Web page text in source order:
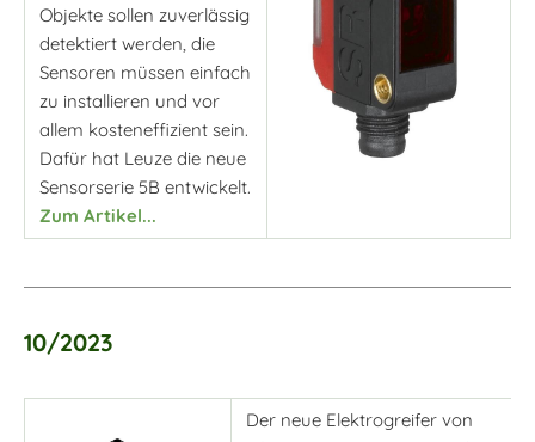
Objekte sollen zuverlässig
detektiert werden, die
Sensoren müssen einfach
zu installieren und vor
allem kosteneffizient sein.
Dafür hat Leuze die neue
Sensorserie 5B entwickelt.
Zum Artikel...
10/2023
Der neue Elektrogreifer von